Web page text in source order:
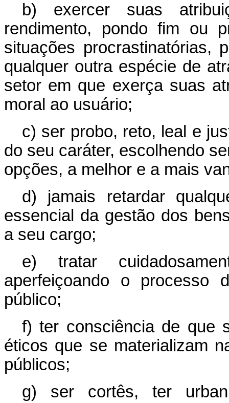
b) exercer suas
rendimento, pondo fim ou
situações procrastinatórias,
qualquer outra espécie de
setor em que exerça suas
moral ao usuário;
c) ser probo, reto, leal e
do seu caráter, escolhendo
opções, a melhor e a mais
d) jamais retardar
essencial da gestão dos
a seu cargo;
e) tratar
aperfeiçoando o processo
público;
f) ter consciência de que
éticos que se materializam
públicos;
g) ser cortês, ter